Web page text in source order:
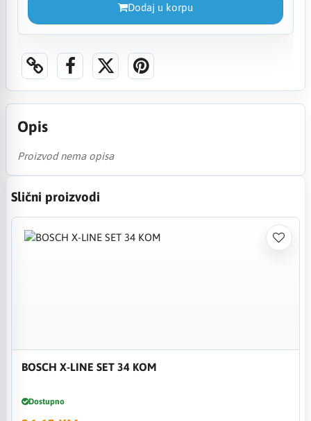
Dodaj u korpu
Opis
Proizvod nema opisa
Slični proizvodi
BOSCH X-LINE SET 34 KOM
Dostupno